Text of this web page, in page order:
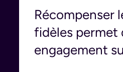
Récompenser
fidèles permet
engagement